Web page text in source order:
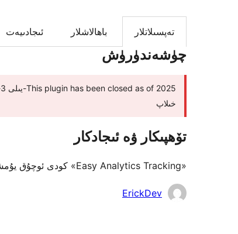
تەپسىلاتلار باھالاشلار ئىجادىيەت
چۈشەندۈرۈش
خىلاپ
تۆھپىكار ۋە ئىجادكار
«Easy Analytics Tracking» كودى ئوچۇق يۇمشاق دېتال. تۆۋەندىكى كىشىلەر بۇ قىستۇرمىغا تۆھپە قوشقان.
تۆھپىكارErickDev